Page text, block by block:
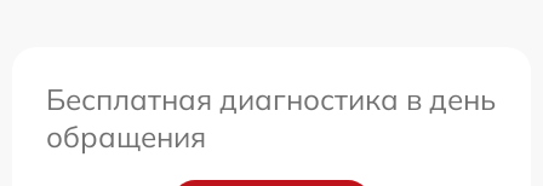
Бесплатная диагностика в день
обращения